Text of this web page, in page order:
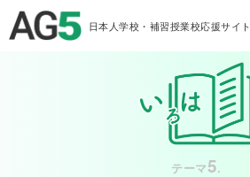
日本人学校・補習授業校応援サイト
テーマ5.